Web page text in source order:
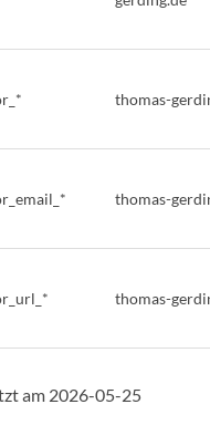
thomas-
thomas-
thomas-
am 2026-05-25